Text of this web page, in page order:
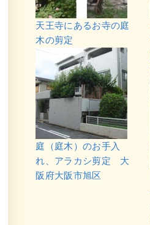
天王寺にあるお寺の庭
木の剪定
庭（庭木）のお手入
れ、アラカシ剪定 大
阪府大阪市旭区